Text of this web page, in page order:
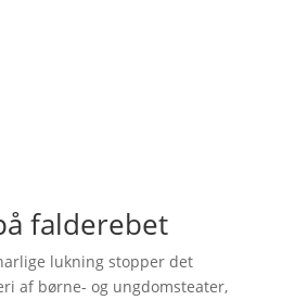
falderebet
lukning stopper det
af børne- og ungdomsteater,